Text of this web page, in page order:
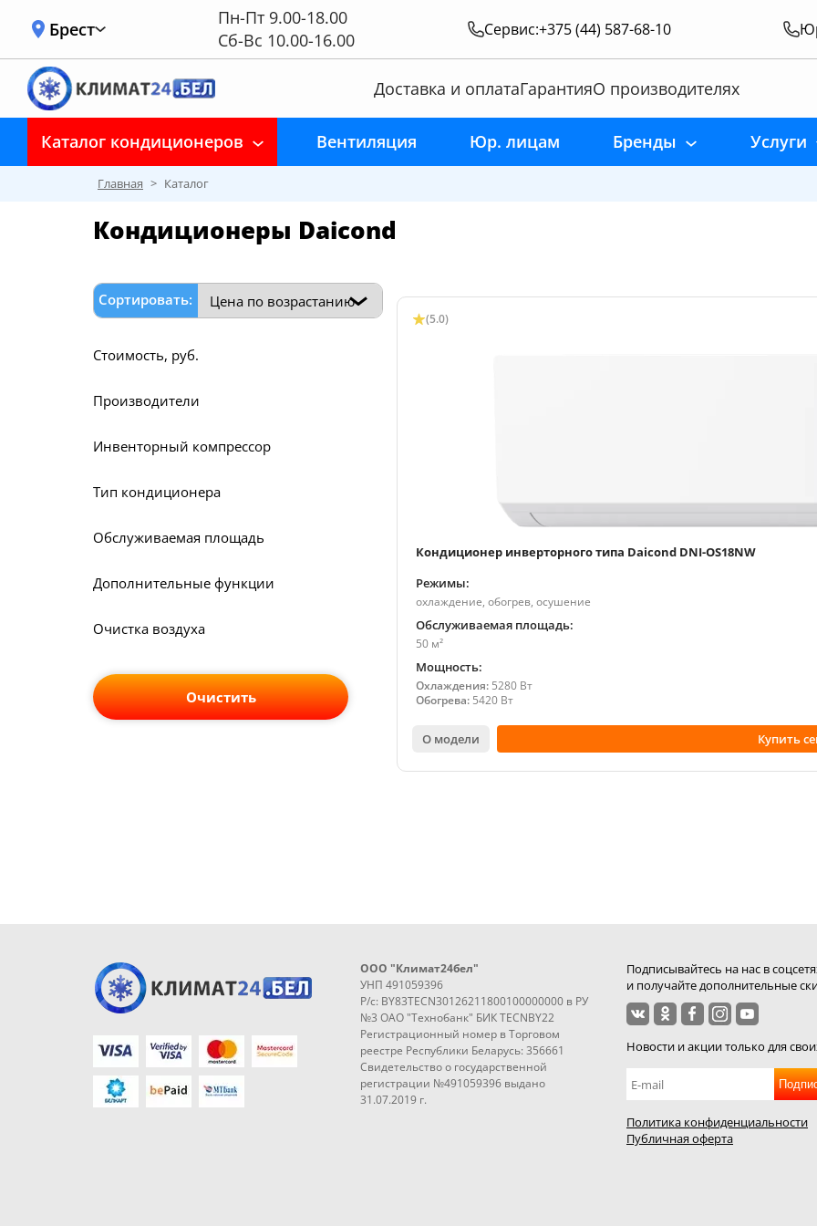
Брест
Пн-Пт 9.00-18.00
Сб-Вс 10.00-16.00
Сервис:+375 (44) 587-68-10
Доставка и оплатаГарантияО производителях
Каталог кондиционеров Вентиляция Юр. лицам Бренды Услуги
Главная > Каталог
Кондиционеры Daicond
Сортировать:
Стоимость, руб.
Производители
Инвенторный компрессор
Тип кондиционера
Обслуживаемая площадь
Дополнительные функции
Очистка воздуха
Очистить
(5.0)
Кондиционер инверторного типа Daicond DNI-OS18NW
Режимы:
охлаждение, обогрев, осушение
Обслуживаемая площадь:
50 м²
Мощность:
Охлаждения: 5280 Вт
Обогрева: 5420 Вт
О модели Купить
ООО "Климат24бел"
УНП 491059396
Р/с: BY83TECN30126211800100000000 в РУ
№3 ОАО "Технобанк" БИК TECNBY22
Регистрационный номер в Торговом
реестре Республики Беларусь: 356661
Свидетельство о государственной
регистрации №491059396 выдано
31.07.2019 г.
Подписывайтесь на нас в
и получайте дополнительные
Новости и акции только для
Политика конфиденциальности
Публичная оферта